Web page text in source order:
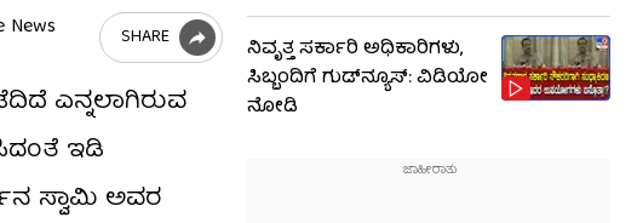
SHARE
ಎನ್ನಲಾಗಿರುವ
ಇಡಿ
ಸ್ವಾಮಿ ಅವರ
ನಿವೃತ್ತ ಸರ್ಕಾರಿ ಅಧಿಕಾರಿಗಳು,
ಸಿಬ್ಬಂದಿಗೆ ಗುಡ್​ನ್ಯೂಸ್: ವಿಡಿಯೋ
ನೋಡಿ